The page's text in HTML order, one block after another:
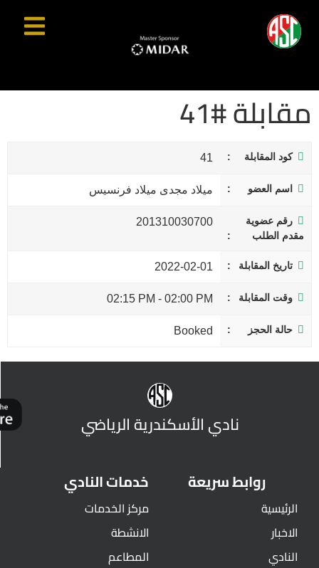
مقابلة #41
كود المقابلة 41
اسم العضو ميلاد مجدى ميلاد فرنسيس
رقم عضوية
مقدم الطلب
201310030700
تاريخ المقابلة 2022-02-01
وقت المقابلة 02:00 PM
-
02:15 PM
حالة الحجز Booked
نادي الأسكندرية الرياضي
روابط سريعة
الرئيسية
الاخبار
النادي
خدمات النادي
مركز الخدمات
الانشطة
المطاعم